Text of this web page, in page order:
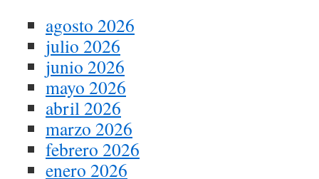
agosto 2026
julio 2026
junio 2026
mayo 2026
abril 2026
marzo 2026
febrero 2026
enero 2026